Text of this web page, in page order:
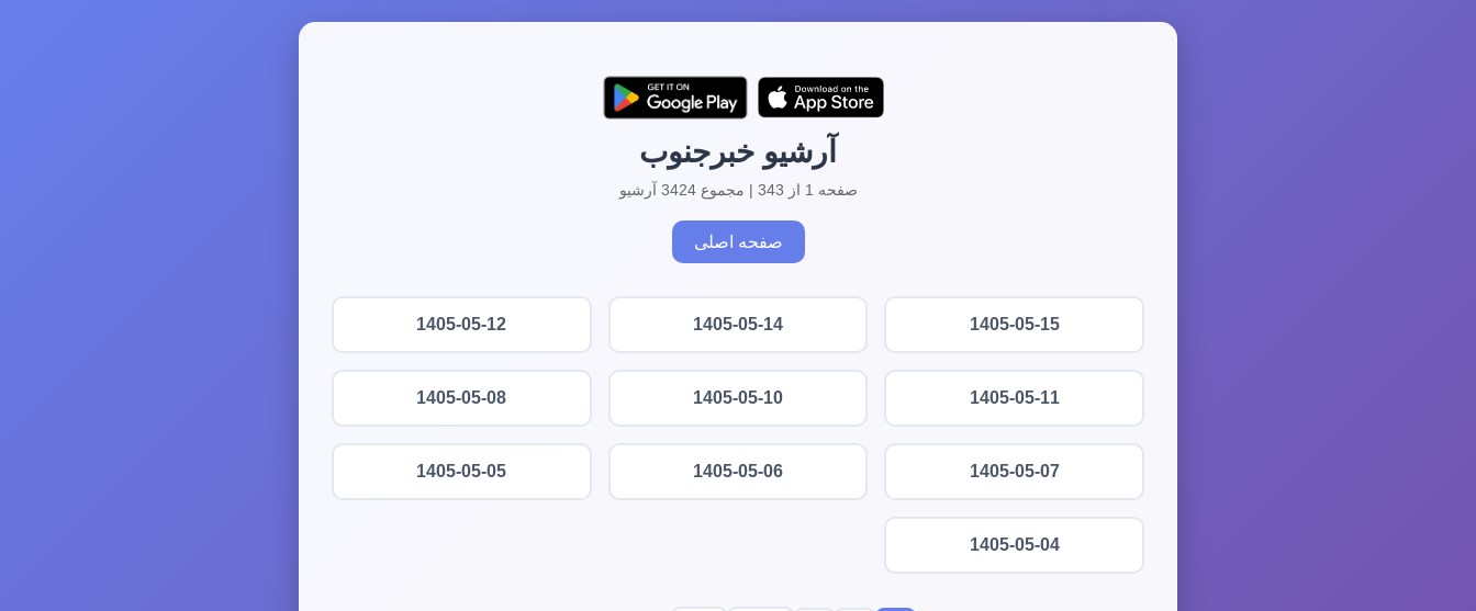
آرشیو خبرجنوب
صفحه 1 از 343 | مجموع 3424 آرشیو
صفحه اصلی
1405-05-15
1405-05-14
1405-05-12
1405-05-11
1405-05-10
1405-05-08
1405-05-07
1405-05-06
1405-05-05
1405-05-04